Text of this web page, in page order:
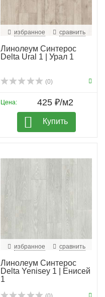
избранное сравнить
Линолеум Синтерос
Delta Ural 1 | Урал 1
(0)
Цена: 425 ₽/м2
Купить
избранное сравнить
Линолеум Синтерос
Delta Yenisey 1 | Енисей
1